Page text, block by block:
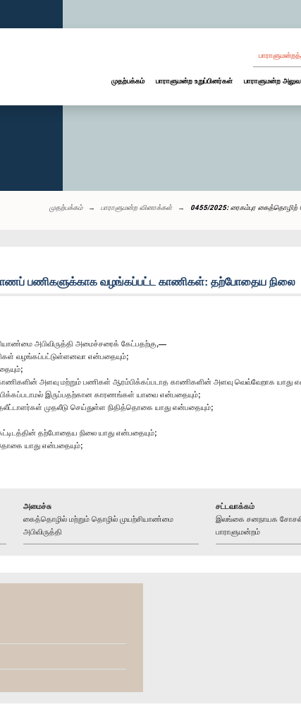
முதற்பக்கம் பாராளுமன்ற உறுப்பினர்கள் பாராளுமன்ற
முதற்பக்கம் பாராளுமன்ற வினாக்கள் 0455/2025: ரைகம்புர
பணிகளுக்காக வழங்கப்பட்ட காணிகள்: தற்போதைய நிலை
அபிவிருத்தி அமைச்சரைக் கேட்பதற்கு,—
வழங்கப்பட்டுள்ளனவா என்பதையும்;
அளவு மற்றும் பணிகள் ஆரம்பிக்கப்படாத காணிகளின் அளவு வெவ்வேறாக யாது
இருப்பதற்கான காரணங்கள் யாவை என்பதையும்;
முதலீடு செய்துள்ள நிதித்தொகை யாது என்பதையும்;
தற்போதைய நிலை யாது என்பதையும்;
யாது என்பதையும்;
அமைச்சு
கைத்தொழில் மற்றும் தொழில் முயற்சியாண்மை
அபிவிருத்தி
சட்டவாக்கம்
இலங்கை சனநாயக
பாராளுமன்றம்